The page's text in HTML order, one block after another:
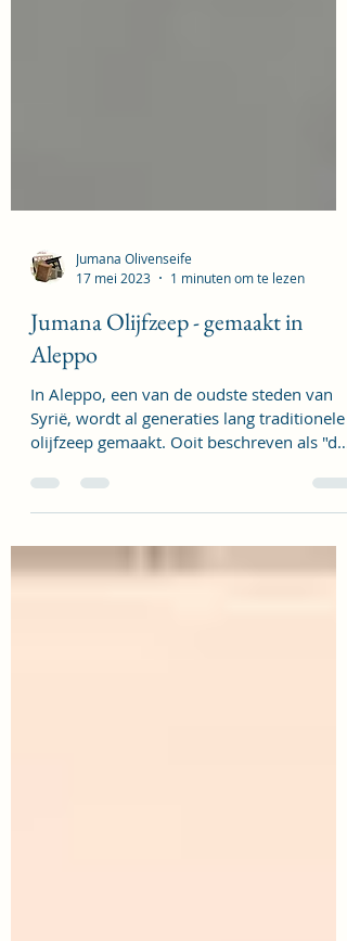
Jumana Olivenseife
17 mei 2023
1 minuten om te lezen
Jumana Olijfzeep - gemaakt in
Aleppo
In Aleppo, een van de oudste steden van
Syrië, wordt al generaties lang traditionele